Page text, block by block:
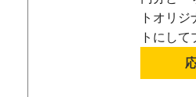
トオリ
トにして